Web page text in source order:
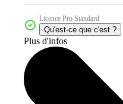
Licence Pro Standard
Qu'est-ce que c'est ?
Plus d'infos